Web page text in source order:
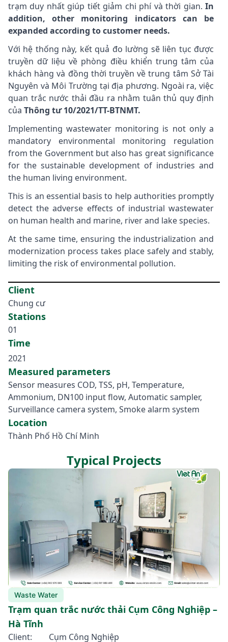
trạm duy nhất giúp tiết giảm chi phí và thời gian. In
addition, other monitoring indicators can be
expanded according to customer needs.
Với hệ thống này, kết quả đo lường sẽ liên tục được
truyền dữ liệu về phòng điều khiển trung tâm của
khách hàng và đồng thời truyền về trung tâm Sở Tài
Nguyên và Môi Trường tại địa phương. Ngoài ra, việc
quan trắc nước thải đầu ra nhằm tuân thủ quy định
của Thông tư 10/2021/TT-BTNMT.
Implementing wastewater monitoring is not only a
mandatory environmental monitoring regulation
from the Government but also has great significance
for the sustainable development of industries and
the human living environment.
This is an essential basis to help authorities promptly
detect the adverse effects of industrial wastewater
on human health and marine, river and lake species.
At the same time, ensuring the industrialization and
modernization process takes place safely and stably,
limiting the risk of environmental pollution.
Client
Chung cư
Stations
01
Time
2021
Measured parameters
Sensor measures COD, TSS, pH, Temperature,
Ammonium, DN100 input flow, Automatic sampler,
Surveillance camera system, Smoke alarm system
Location
Thành Phố Hồ Chí Minh
Typical Projects
Waste Water
Trạm quan trắc nước thải Cụm Công Nghiệp –
Hà Tĩnh
Client: Cụm Công Nghiệp